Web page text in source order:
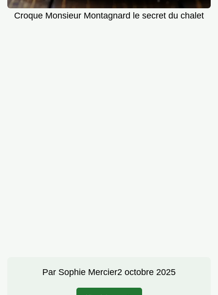
Croque Monsieur Montagnard le secret du chalet
Par Sophie Mercier2 octobre 2025